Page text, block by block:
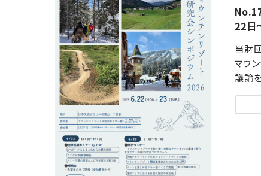
22日
当財
マウ
議論